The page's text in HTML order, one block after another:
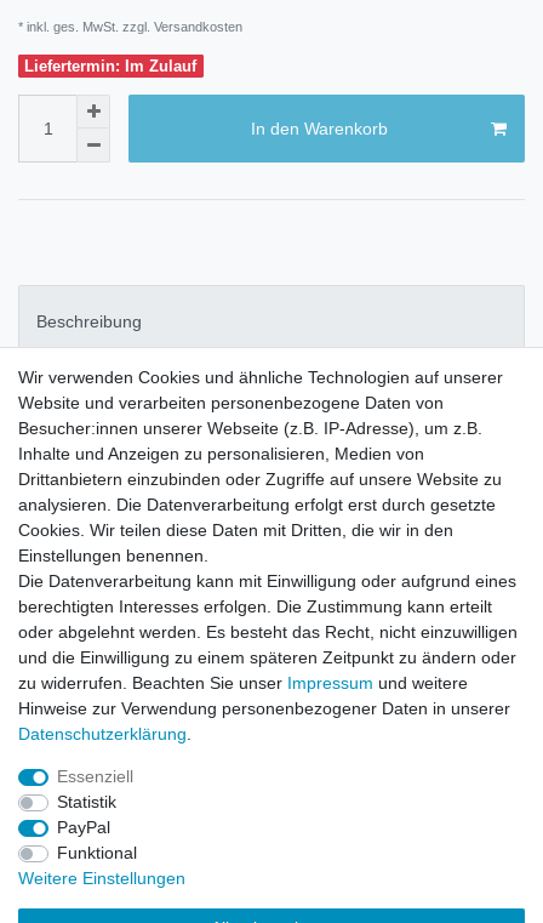
* inkl. ges. MwSt. zzgl. Versandkosten
Liefertermin: Im Zulauf
In den Warenkorb
Beschreibung
Hiro Seiko Silicon Diff Oel 8000CST
60ml
Angaben zum Hersteller
HIRO SEIKO
EU Verantwortliche Person
Widerrufs­recht
Wir verwenden Cookies und ähnliche Technologien auf unserer
Website und verarbeiten personenbezogene Daten von
Besucher:innen unserer Webseite (z.B. IP-Adresse), um z.B.
Inhalte und Anzeigen zu personalisieren, Medien von
Drittanbietern einzubinden oder Zugriffe auf unsere Website zu
analysieren. Die Datenverarbeitung erfolgt erst durch gesetzte
Cookies. Wir teilen diese Daten mit Dritten, die wir in den
Einstellungen benennen.
Die Datenverarbeitung kann mit Einwilligung oder aufgrund eines
berechtigten Interesses erfolgen. Die Zustimmung kann erteilt
oder abgelehnt werden. Es besteht das Recht, nicht einzuwilligen
und die Einwilligung zu einem späteren Zeitpunkt zu ändern oder
zu widerrufen. Beachten Sie unser Impressum und weitere
Hinweise zur Verwendung personenbezogener Daten in unserer
Daten­schutz­erklärung
Essenziell
Statistik
PayPal
Funktional
Weitere Einstellungen